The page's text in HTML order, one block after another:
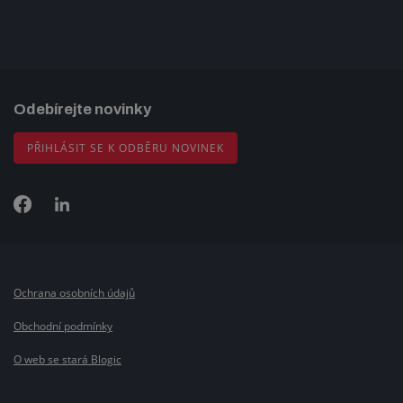
Odebírejte novinky
PŘIHLÁSIT SE K ODBĚRU NOVINEK
Ochrana osobních údajů
Obchodní podmínky
O web se stará Blogic